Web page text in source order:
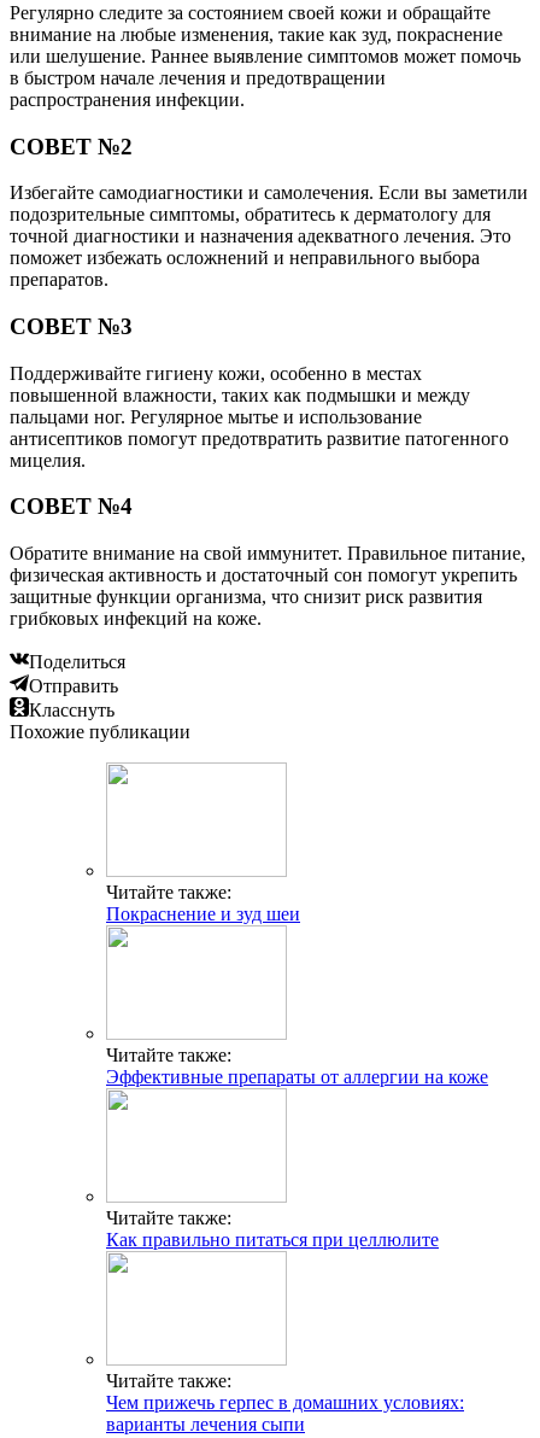
Регулярно следите за состоянием своей кожи и обращайте
внимание на любые изменения, такие как зуд, покраснение
или шелушение. Раннее выявление симптомов может помочь
в быстром начале лечения и предотвращении
распространения инфекции.
СОВЕТ №2
Избегайте самодиагностики и самолечения. Если вы заметили
подозрительные симптомы, обратитесь к дерматологу для
точной диагностики и назначения адекватного лечения. Это
поможет избежать осложнений и неправильного выбора
препаратов.
СОВЕТ №3
Поддерживайте гигиену кожи, особенно в местах
повышенной влажности, таких как подмышки и между
пальцами ног. Регулярное мытье и использование
антисептиков помогут предотвратить развитие патогенного
мицелия.
СОВЕТ №4
Обратите внимание на свой иммунитет. Правильное питание,
физическая активность и достаточный сон помогут укрепить
защитные функции организма, что снизит риск развития
грибковых инфекций на коже.
Поделиться
Отправить
Класснуть
Похожие публикации
Читайте также:
Покраснение и зуд шеи
Читайте также:
Эффективные препараты от аллергии на коже
Читайте также:
Как правильно питаться при целлюлите
Читайте также:
Чем прижечь герпес в домашних условиях:
варианты лечения сыпи